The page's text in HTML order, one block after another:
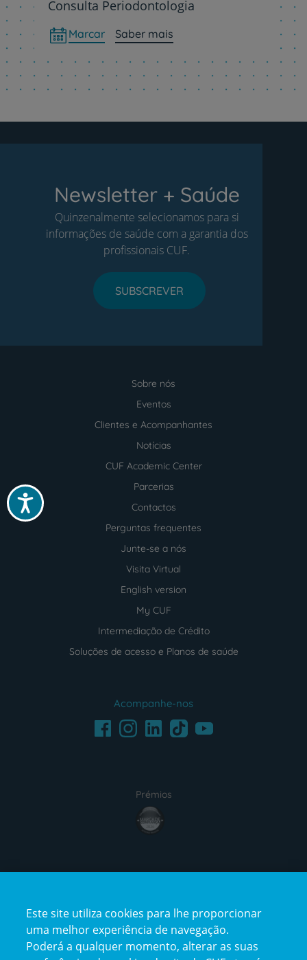
Acessibilidade
Consulta Periodontologia
Marcar Saber mais
Newsletter + Saúde
Quinzenalmente selecionamos para si
informações de saúde com a garantia dos
profissionais CUF.
SUBSCREVER
Sobre nós
Eventos
Clientes e Acompanhantes
Notícias
CUF Academic Center
Parcerias
Contactos
Perguntas frequentes
Junte-se a nós
Visita Virtual
English version
My CUF
Intermediação de Crédito
Soluções de acesso e Planos de saúde
Acompanhe-nos
FacebookInstagramLinkedInTikTokYoutube
Prémios
award4
certification2certification3
Este site utiliza cookies para lhe proporcionar
uma melhor experiência de navegação.
Poderá a qualquer momento, alterar as suas